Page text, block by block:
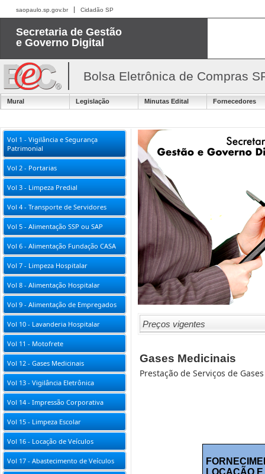
saopaulo.sp.gov.br Cidadão SP
Secretaria de Gestão
e Governo Digital
Bolsa Eletrônica de Compras
Mural Legislação Minutas Edital Fornecedores
Vol 1 - Vigilância e Segurança
Patrimonial
Vol 2 - Portarias
Vol 3 - Limpeza Predial
Vol 4 - Transporte de Servidores
Vol 5 - Alimentação SSP ou SAP
Vol 6 - Alimentação Fundação CASA
Vol 7 - Limpeza Hospitalar
Vol 8 - Alimentação Hospitalar
Vol 9 - Alimentação de Empregados
Vol 10 - Lavanderia Hospitalar
Vol 11 - Motofrete
Vol 12 - Gases Medicinais
Vol 13 - Vigilância Eletrônica
Vol 14 - Impressão Corporativa
Vol 15 - Limpeza Escolar
Vol 16 - Locação de Veículos
Vol 17 - Abastecimento de Veículos
Preços vigentes
Gases Medicinais
Prestação de Serviços de
LOCAÇÃO